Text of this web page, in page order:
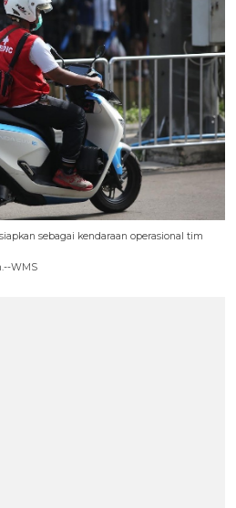
sebagai kendaraan operasional tim
WMS